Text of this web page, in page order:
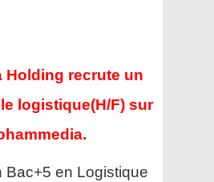
Holding recrute un
logistique(H/F) sur
Bac+5 en Logistique